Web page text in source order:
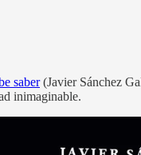
saber(Javier Sánchez
inimaginable.